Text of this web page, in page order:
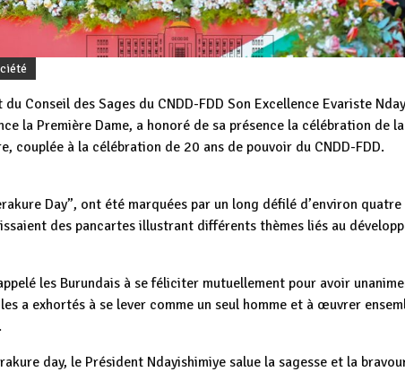
Conseil des Sages du CNDD-FDD Son Excellence Evariste
la Première Dame, a honoré de sa présence la célébration de
couplée à la célébration de 20 ans de pouvoir du CNDD-FDD.
Day”, ont été marquées par un long défilé d’environ
des pancartes illustrant différents thèmes liés au
les Burundais à se féliciter mutuellement pour avoir
a exhortés à se lever comme un seul homme et à œuvrer
day, le Président Ndayishimiye salue la sagesse et la